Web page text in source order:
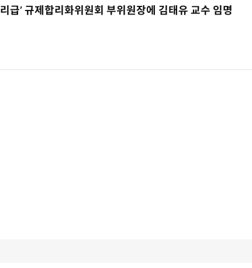
리급’ 규제합리화위원회 부위원장에 김태유 교수 임명